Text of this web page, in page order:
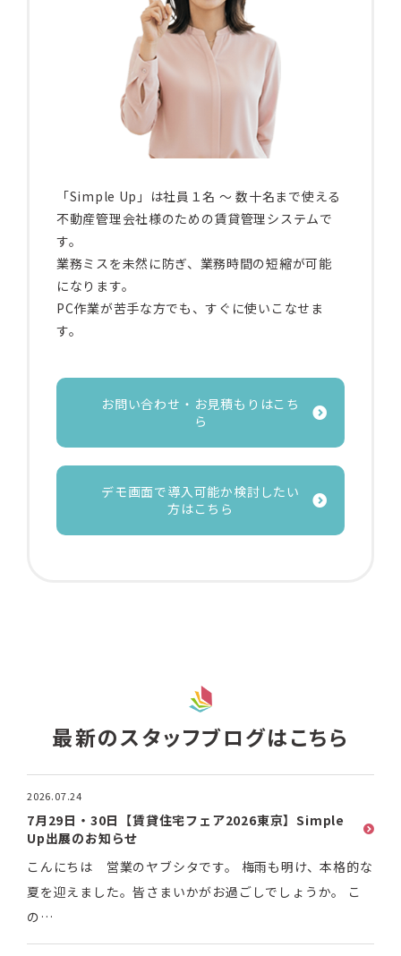
「Simple Up」は社員１名 〜 数十名まで使える
不動産管理会社様のための賃貸管理システムで
す。
業務ミスを未然に防ぎ、業務時間の短縮が可能
になります。
PC作業が苦手な方でも、すぐに使いこなせま
す。
お問い合わせ・お見積もりはこち
ら
デモ画面で導入可能か検討したい
方はこちら
最新のスタッフブログはこちら
2026.07.24
7月29日・30日【賃貸住宅フェア2026東京】Simple
Up出展のお知らせ
こんにちは 営業のヤブシタです。 梅雨も明け、本格的な
夏を迎えました。皆さまいかがお過ごしでしょうか。 こ
の…